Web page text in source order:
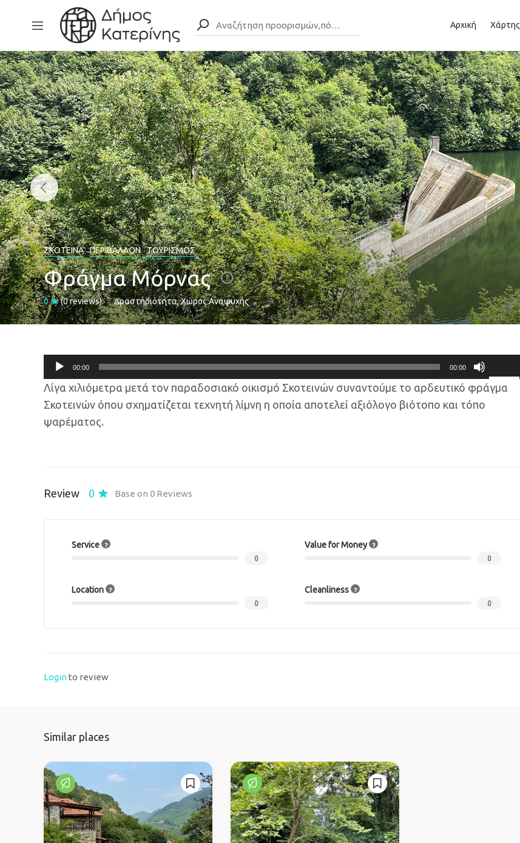
Αρχική Χάρτης
ΣΚΟΤΕΙΝΆ ΠΕΡΙΒΆΛΛΟΝ ΤΟΥΡΙΣΜΌΣ
Φράγμα Μόρνας
0 (0 reviews) Δραστηριότητα Χώρος Αναψυχής
Πρόγραμμα
Αναπαραγωγής
Ήχου
00:00 00:00
τα
Λίγα χιλιόμετρα μετά τον παραδοσιακό οικισμό Σκοτεινών συναντούμε το αρδευτικό φράγμα
Σκοτεινών όπου σχηματίζεται τεχνητή λίμνη η οποία αποτελεί αξιόλογο βιότοπο και τόπο
ψαρέματος.
Review 0 Base on 0 Reviews
Service
0
Value for Money
0
Location
0
Cleanliness
0
Loginto review
Similar places